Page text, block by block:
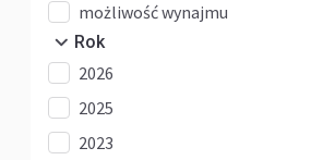
możliwość wynajmu
Rok
2026
2025
2023